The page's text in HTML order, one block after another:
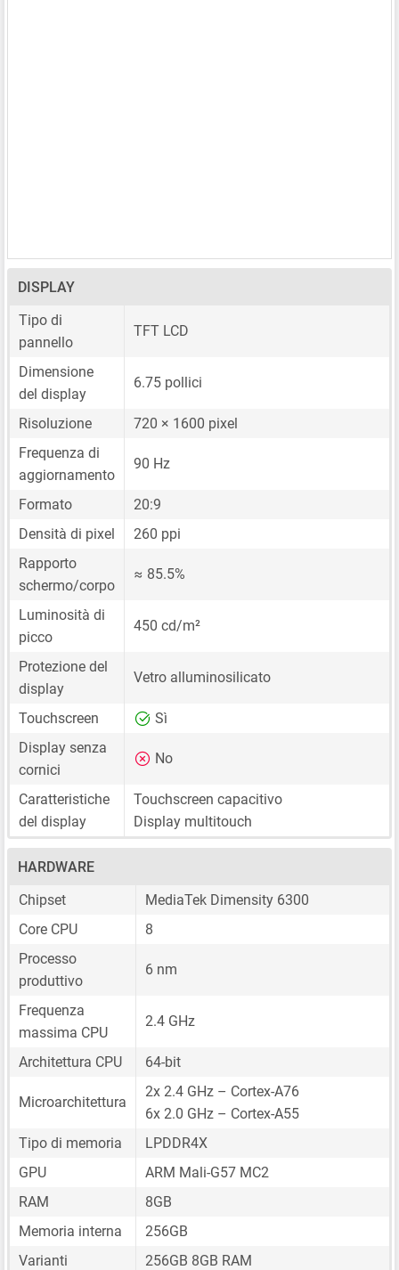
DISPLAY
Tipo di
pannello
TFT LCD
Dimensione
del display
6.75 pollici
Risoluzione
720 × 1600 pixel
Frequenza di
aggiornamento
90 Hz
Formato
20:9
Densità di pixel
260 ppi
Rapporto
schermo/corpo
≈ 85.5%
Luminosità di
picco
450 cd/m²
Protezione del
display
Vetro alluminosilicato
Touchscreen
Sì
Display senza
cornici
No
Caratteristiche
del display
Touchscreen capacitivo
Display multitouch
HARDWARE
Chipset
MediaTek Dimensity 6300
Core CPU
8
Processo
produttivo
6 nm
Frequenza
massima CPU
2.4 GHz
Architettura CPU 64-bit
Microarchitettura
2x 2.4 GHz – Cortex-A76
6x 2.0 GHz – Cortex-A55
Tipo di memoria
LPDDR4X
GPU
ARM Mali-G57 MC2
RAM
8GB
Memoria interna
256GB
Varianti
256GB 8GB RAM